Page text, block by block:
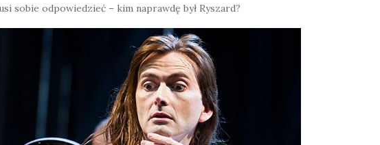
sobie odpowiedzieć – kim naprawdę był Ryszard?